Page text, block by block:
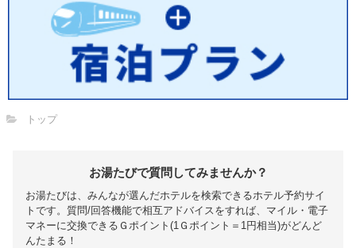
トップ
お湯たびで質問してみませんか？
お湯たびは、みんなが選んだホテルを検索できるホテル予約サイ
トです。質問/回答機能で相互アドバイスをすれば、マイル・電子
マネーに交換できるＧポイント(1Ｇポイント＝1円相当)がどんど
んたまる！